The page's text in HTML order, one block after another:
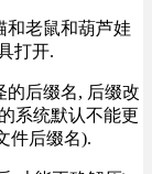
和老鼠和葫芦娃
打开.
的后缀名, 后缀改
系统默认不能更
件后缀名).